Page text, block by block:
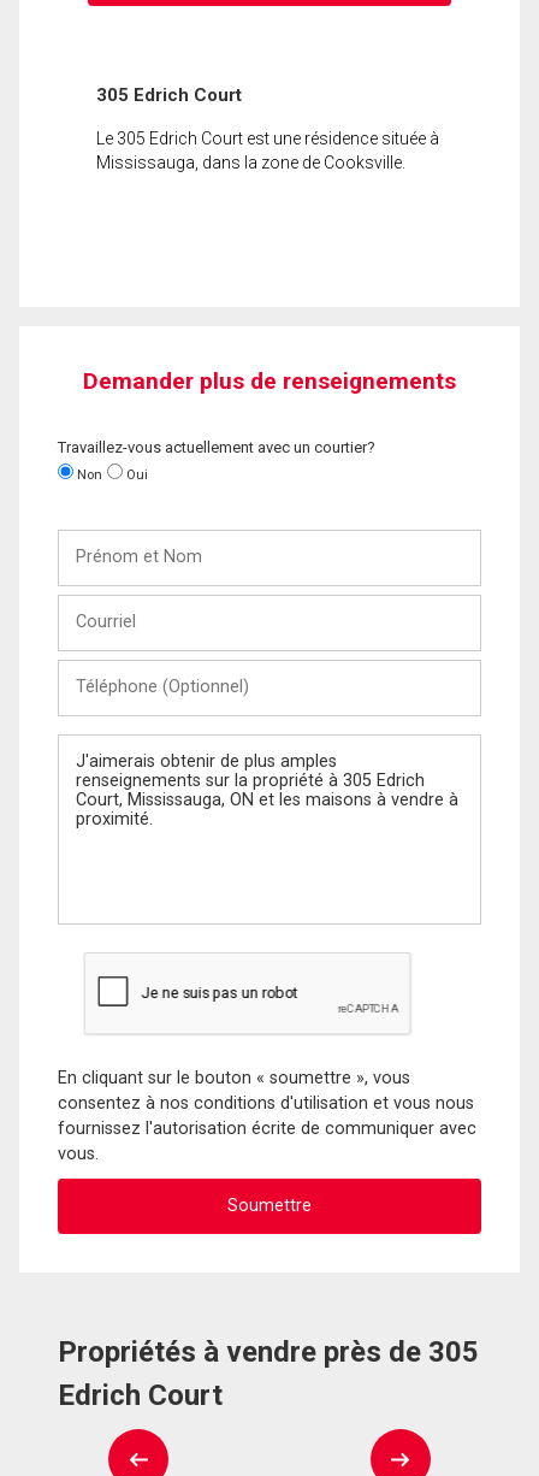
305 Edrich Court
Le 305 Edrich Court est une résidence située à
Mississauga, dans la zone de Cooksville.
Demander plus de renseignements
Travaillez-vous actuellement avec un courtier?
Non Oui
Nom
(Optionnel)
Message
En cliquant sur le bouton « soumettre », vous
consentez à nos conditions d'utilisation et vous nous
fournissez l'autorisation écrite de communiquer avec
vous.
Propriétés à vendre près de 305
Edrich Court